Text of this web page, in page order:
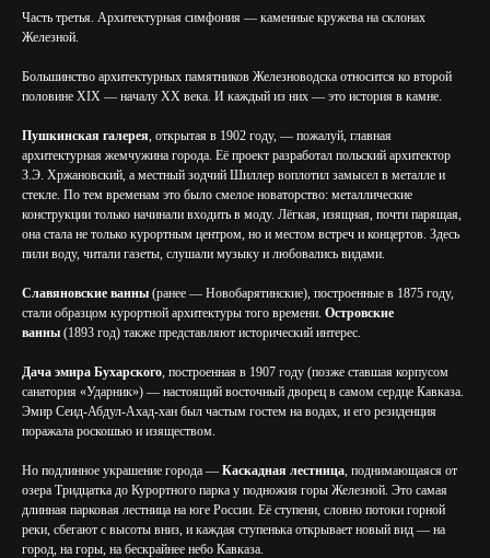
Часть третья. Архитектурная симфония — каменные кружева на склонах
Железной.
Большинство архитектурных памятников Железноводска относится ко второй
половине XIX — началу XX века. И каждый из них — это история в камне.
Пушкинская галерея, открытая в 1902 году, — пожалуй, главная
архитектурная жемчужина города. Её проект разработал польский архитектор
З.Э. Хржановский, а местный зодчий Шиллер воплотил замысел в металле и
стекле. По тем временам это было смелое новаторство: металлические
конструкции только начинали входить в моду. Лёгкая, изящная, почти парящая,
она стала не только курортным центром, но и местом встреч и концертов. Здесь
пили воду, читали газеты, слушали музыку и любовались видами.
Славяновские ванны (ранее — Новобарятинские), построенные в 1875 году,
стали образцом курортной архитектуры того времени. Островские
ванны (1893 год) также представляют исторический интерес.
Дача эмира Бухарского, построенная в 1907 году (позже ставшая корпусом
санатория «Ударник») — настоящий восточный дворец в самом сердце Кавказа.
Эмир Сеид-Абдул-Ахад-хан был частым гостем на водах, и его резиденция
поражала роскошью и изяществом.
Но подлинное украшение города — Каскадная лестница, поднимающаяся от
озера Тридцатка до Курортного парка у подножия горы Железной. Это самая
длинная парковая лестница на юге России. Её ступени, словно потоки горной
реки, сбегают с высоты вниз, и каждая ступенька открывает новый вид — на
город, на горы, на бескрайнее небо Кавказа.